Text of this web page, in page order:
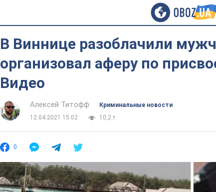
В Виннице разоблачили
организовал аферу по
Видео
Алексей Титофф
Криминальные новости
12.04.2021 15:02
10,2 т.
0